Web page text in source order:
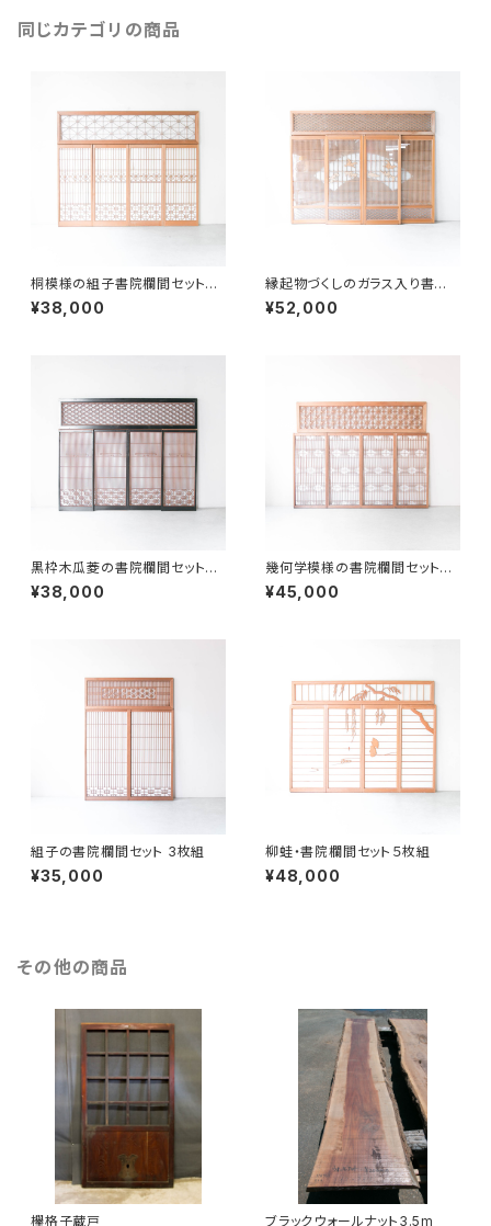
同じカテゴリの商品
桐模様の組子書院欄間セット
５枚組
¥38,000
縁起物づくしのガラス入り書院
欄間 ５枚セット
¥52,000
黒枠木瓜菱の書院欄間セット５
枚組
¥38,000
幾何学模様の書院欄間セット５
枚組
¥45,000
組子の書院欄間セット 3枚組
¥35,000
柳蛙・書院欄間セット５枚組
¥48,000
その他の商品
欅格子蔵戸 ブラックウォールナット3.5m